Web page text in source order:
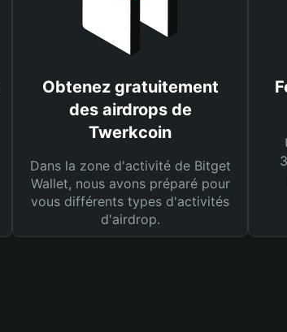
Obtenez gratuitement
des airdrops de
Twerkcoin
Dans la zone d'activité de Bitget
Wallet, nous avons préparé pour
vous différents types d'activités
d'airdrop.